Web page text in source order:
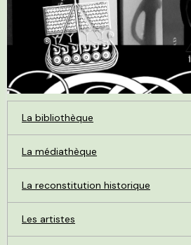
La bibliothèque
La médiathèque
La reconstitution historique
Les artistes